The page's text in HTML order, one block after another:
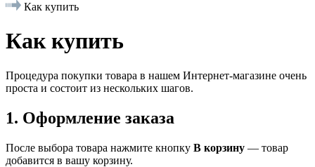
Как купить
Как купить
Процедура покупки товара в нашем Интернет-магазине очень
проста и состоит из нескольких шагов.
1. Оформление заказа
После выбора товара нажмите кнопку В корзину — товар
добавится в вашу корзину.